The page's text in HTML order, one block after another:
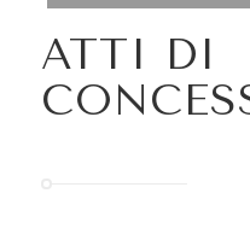
ATTI DI